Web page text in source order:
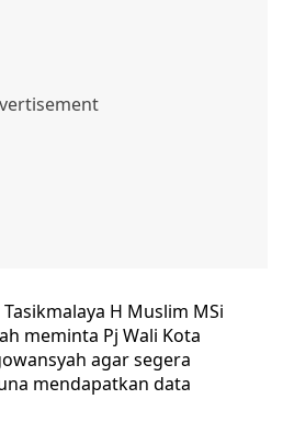
H Muslim MSi
meminta Pj Wali Kota
agar segera
mendapatkan data